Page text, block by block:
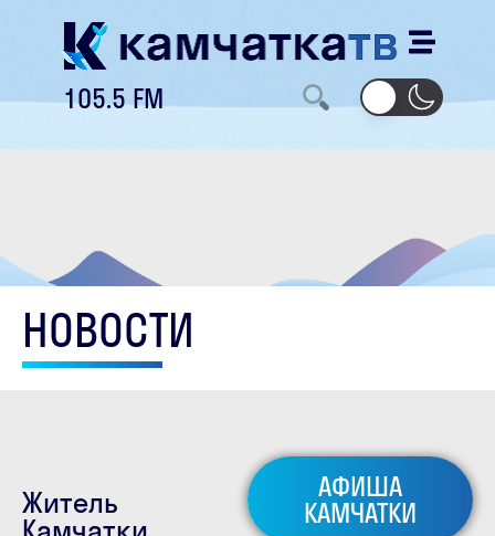
105.5 FM
НОВОСТИ
Житель
АФИША
КАМЧАТКИ